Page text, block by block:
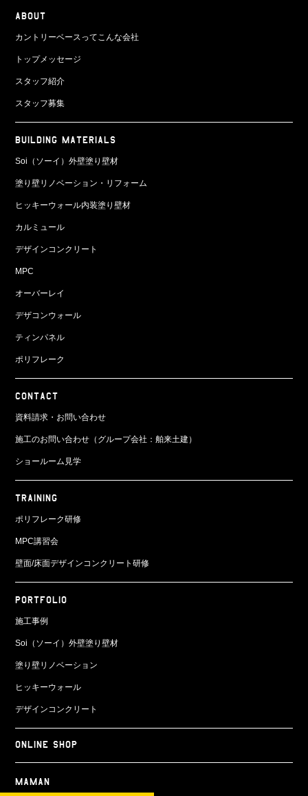
ABOUT
カントリーベースってこんな会社
トップメッセージ
スタッフ紹介
スタッフ募集
BUILDING MATERIALS
Soi（ソーイ）外壁塗り壁材
塗り壁リノベーション・リフォーム
ヒッキーウォール内装塗り壁材
カルミュール
デザインコンクリート
MPC
オーバーレイ
デザコンウォール
ティンパネル
ポリフレーク
CONTACT
資料請求・お問い合わせ
施工のお問い合わせ（グループ会社：舶来土建）
ショールーム見学
TRAINING
ポリフレーク研修
MPC講習会
壁面/床面デザインコンクリート研修
PORTFOLIO
施工事例
Soi（ソーイ）外壁塗り壁材
塗り壁リノベーション
ヒッキーウォール
デザインコンクリート
ONLINE SHOP
Maman